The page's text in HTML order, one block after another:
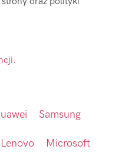
Samsung
Lenovo Microsoft